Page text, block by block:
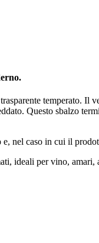
temperato. Il
Questo sbalzo
nel caso in cui il
ideali per vino, amari,